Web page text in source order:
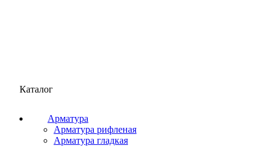
Каталог
Арматура
Арматура рифленая
Арматура гладкая